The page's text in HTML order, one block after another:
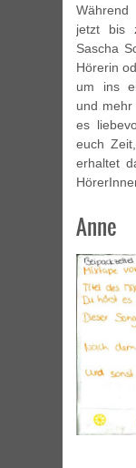
jetzt bis
Sascha
Hörerin
um ins
und
es
euch
erhaltet
Anne